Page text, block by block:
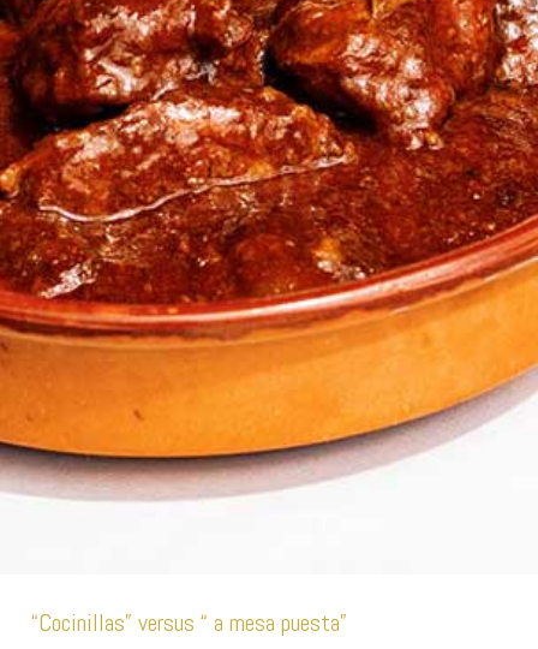
“Cocinillas” versus “ a mesa puesta”